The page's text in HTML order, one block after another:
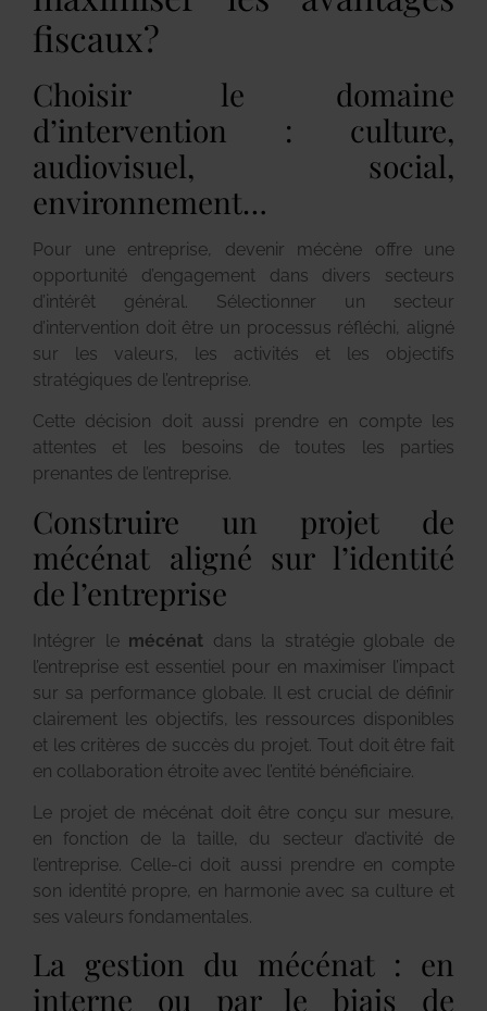
fiscaux?
Choisir le domaine
d’intervention : culture,
audiovisuel, social,
environnement…
Pour une entreprise, devenir mécène offre une
opportunité d’engagement dans divers secteurs
d’intérêt général. Sélectionner un secteur
d’intervention doit être un processus réfléchi, aligné
sur les valeurs, les activités et les objectifs
stratégiques de l’entreprise.
Cette décision doit aussi prendre en compte les
attentes et les besoins de toutes les parties
prenantes de l’entreprise.
Construire un projet de
mécénat aligné sur l’identité
de l’entreprise
Intégrer le mécénat dans la stratégie globale de
l’entreprise est essentiel pour en maximiser l’impact
sur sa performance globale. Il est crucial de définir
clairement les objectifs, les ressources disponibles
et les critères de succès du projet. Tout doit être fait
en collaboration étroite avec l’entité bénéficiaire.
Le projet de mécénat doit être conçu sur mesure,
en fonction de la taille, du secteur d’activité de
l’entreprise. Celle-ci doit aussi prendre en compte
son identité propre, en harmonie avec sa culture et
ses valeurs fondamentales.
La gestion du mécénat : en
interne ou par le biais de